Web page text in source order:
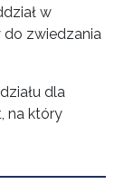
w
do zwiedzania
dla
na który